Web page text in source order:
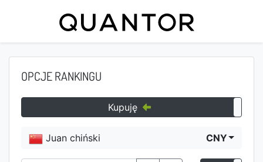
OPCJE RANKINGU
Kupuję
Juan chiński CNY